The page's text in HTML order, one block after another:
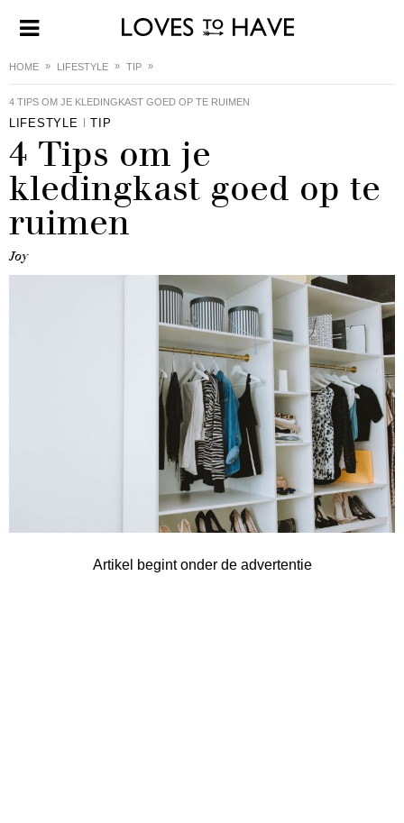
HOME LIFESTYLE TIP
4 TIPS OM JE KLEDINGKAST GOED OP TE RUIMEN
LIFESTYLE TIP
4 Tips om je
kledingkast goed op te
ruimen
Joy
Artikel begint onder de advertentie